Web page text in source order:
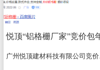
广州悦顶建材科技有